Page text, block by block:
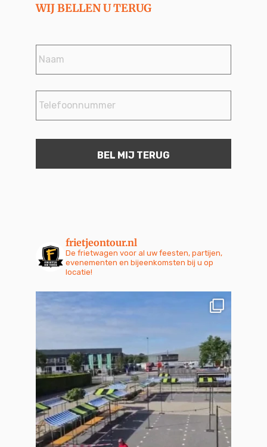
WIJ BELLEN U TERUG
Naam *
Telefoonnummer *
frietjeontour.nl
De frietwagen voor al uw feesten, partijen,
evenementen en bijeenkomsten bij u op
locatie!